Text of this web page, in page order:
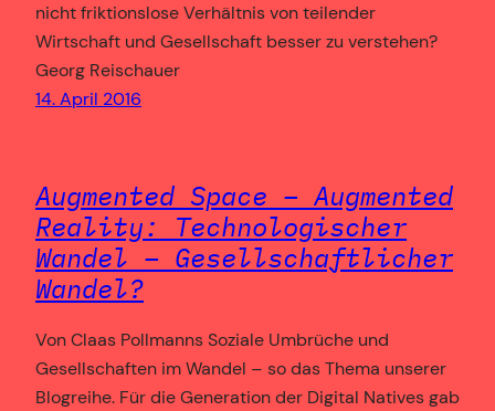
nicht friktionslose Verhältnis von teilender
Wirtschaft und Gesellschaft besser zu verstehen?
Georg Reischauer
14. April 2016
Augmented Space – Augmented
Reality: Technologischer
Wandel – Gesellschaftlicher
Wandel?
Von Claas Pollmanns Soziale Umbrüche und
Gesellschaften im Wandel – so das Thema unserer
Blogreihe. Für die Generation der Digital Natives gab